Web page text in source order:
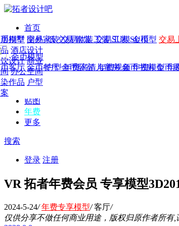
首页
发现
年费 作品 图纸 交易 软装 工装 SU模 金币
年费版块
费图纸 年费户型 年费高清 年费视频 年费模型 年
作品
别墅 国外
酒店设计
设计 商业
办公空间
作品 户型
模型
模型 交易家装 交易软装 交易工装 SU模型 交易
金币模型
客厅 金币餐厅 金币卧室 儿童房 金币书房 金币
CAD
概念
贴图
年费
更多
搜索
登录 注册
VR 拓者年费会员 专享模型
2024-5-24/ 年费专享模型/ 客厅/
仅供分享不做任何商业用途，版权归原作者所有,